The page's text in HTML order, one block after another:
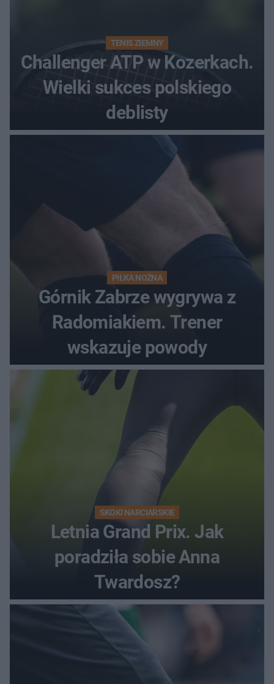
TENIS ZIEMNY
Challenger ATP w Kozerkach.
Wielki sukces polskiego
deblisty
PIŁKA NOŻNA
Górnik Zabrze wygrywa z
Radomiakiem. Trener
wskazuje powody
SKOKI NARCIARSKIE
Letnia Grand Prix. Jak
poradziła sobie Anna
Twardosz?